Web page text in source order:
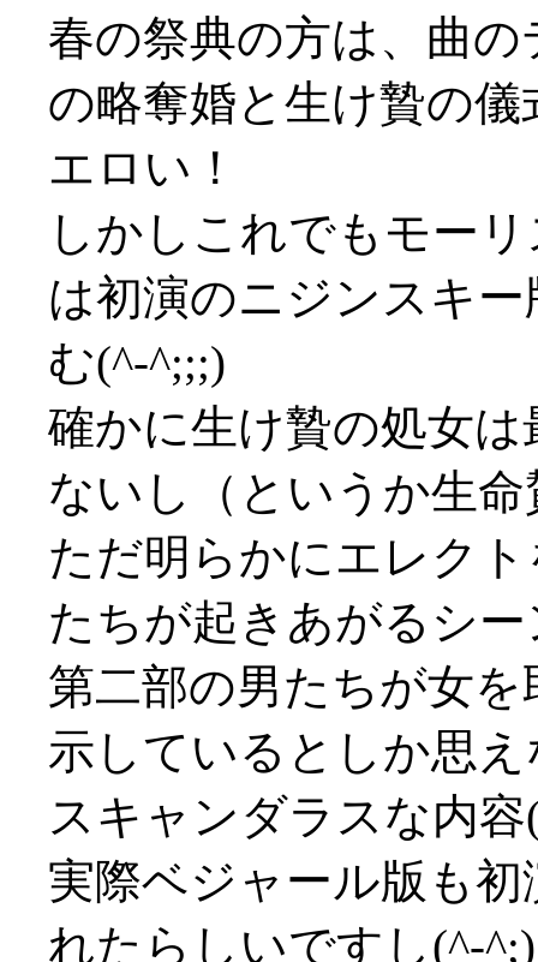
春の祭典の方は、曲
の略奪婚と生け贄の
エロい！
しかしこれでもモー
は初演のニジンスキ
む(^-^;;;)
確かに生け贄の処女
ないし（というか生
ただ明らかにエレク
たちが起きあがるシ
第二部の男たちが女
示しているとしか思
スキャンダラスな内容
実際ベジャール版も
れたらしいですし(^-^;)